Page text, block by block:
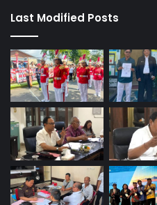
Last Modified Posts